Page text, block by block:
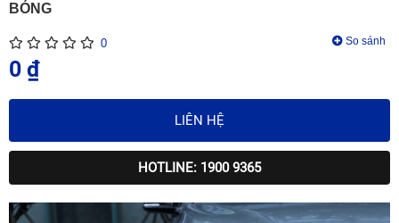
BÓNG
0 So sánh
0 ₫
LIÊN HỆ
HOTLINE: 1900 9365